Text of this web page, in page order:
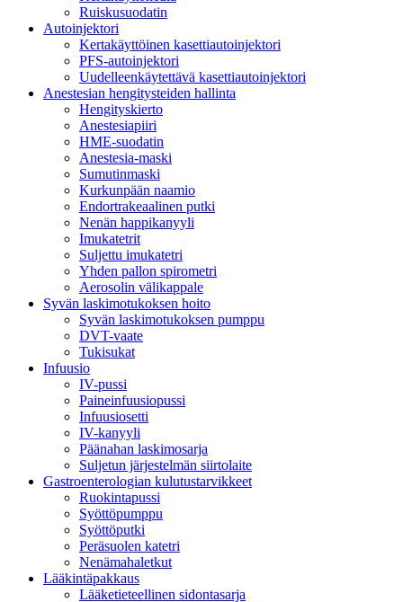
Ruiskusuodatin
Autoinjektori
Kertakäyttöinen kasettiautoinjektori
PFS-autoinjektori
Uudelleenkäytettävä kasettiautoinjektori
Anestesian hengitysteiden hallinta
Hengityskierto
Anestesiapiiri
HME-suodatin
Anestesia-maski
Sumutinmaski
Kurkunpään naamio
Endortrakeaalinen putki
Nenän happikanyyli
Imukatetrit
Suljettu imukatetri
Yhden pallon spirometri
Aerosolin välikappale
Syvän laskimotukoksen hoito
Syvän laskimotukoksen pumppu
DVT-vaate
Tukisukat
Infuusio
IV-pussi
Paineinfuusiopussi
Infuusiosetti
IV-kanyyli
Päänahan laskimosarja
Suljetun järjestelmän siirtolaite
Gastroenterologian kulutustarvikkeet
Ruokintapussi
Syöttöpumppu
Syöttöputki
Peräsuolen katetri
Nenämahaletkut
Lääkintäpakkaus
Lääketieteellinen sidontasarja